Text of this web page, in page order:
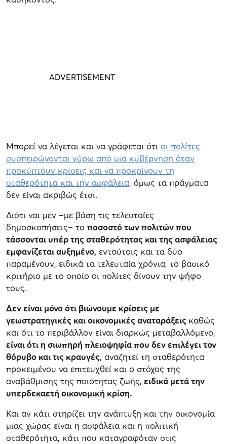
Μπορεί να λέγεται και να γράφεται ότι οι πολίτες
συσπειρώνονται γύρω από μια κυβέρνηση όταν
προκύπτουν κρίσεις και να προκρίνουν τη
σταθερότητα και την ασφάλεια, όμως τα πράγματα
δεν είναι ακριβώς έτσι.
Διότι ναι μεν –με βάση τις τελευταίες
δημοσκοπήσεις– το ποσοστό των πολιτών που
τάσσονται υπέρ της σταθερότητας και της ασφάλειας
εμφανίζεται αυξημένο, εντούτοις και τα δύο
παραμένουν, ειδικά τα τελευταία χρόνια, το βασικό
κριτήριο με το οποίο οι πολίτες δίνουν την ψήφο
τους.
Δεν είναι μόνο ότι βιώνουμε κρίσεις με
γεωστρατηγικές και οικονομικές αναταράξεις καθώς
και ότι το περιβάλλον είναι διαρκώς μεταβαλλόμενο,
είναι ότι η σιωπηρή πλειοψηφία που δεν επιλέγει τον
θόρυβο και τις κραυγές, αναζητεί τη σταθερότητα
προκειμένου να επιτευχθεί και ο στόχος της
αναβάθμισης της ποιότητας ζωής, ειδικά μετά την
υπερδεκαετή οικονομική κρίση.
Και αν κάτι στηρίζει την ανάπτυξη και την οικονομία
μιας χώρας είναι η ασφάλεια και η πολιτική
σταθερότητα, κάτι που καταγραφόταν στις